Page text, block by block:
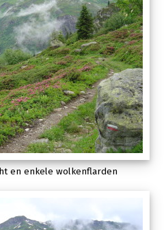
en enkele wolkenflarden